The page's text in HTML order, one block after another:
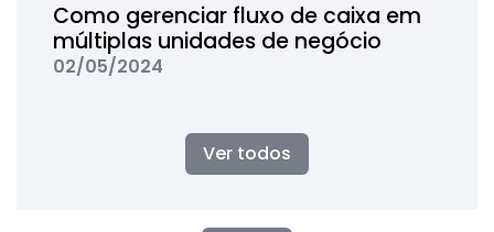
Como gerenciar fluxo de caixa em
múltiplas unidades de negócio
02/05/2024
Ver todos